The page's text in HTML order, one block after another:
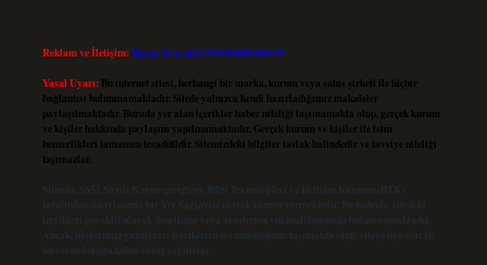
Reklam ve İletişim:Skype: live:.cid.575569c608265c69
Yasal Uyarı: Bu internet sitesi, herhangi bir marka, kurum veya şahıs şirketi ile hiçbir
bağlantısı bulunmamaktadır. Sitede yalnızca kendi hazırladığımız makaleler
paylaşılmaktadır. Burada yer alan içerikler haber niteliği taşımamakta olup, gerçek kurum
ve kişiler hakkında paylaşım yapılmamaktadır. Gerçek kurum ve kişiler ile isim
benzerlikleri tamamen tesadüfidir. Sitemizdeki bilgiler taslak halindedir ve tavsiye niteliği
taşımazlar.
Sitemiz, 5651 Sayılı Kanun gereğince Bilgi Teknolojileri ve İletişim Kurumu (BTK)
tarafından onaylanmış bir Yer Sağlayıcı olarak hizmet vermektedir. Bu nedenle, sitedeki
içerikleri proaktif olarak denetleme veya araştırma yükümlülüğümüz bulunmamaktadır.
Ancak, üyelerimiz yazdıkları içeriklerin sorumluluğunu taşımakta olup, siteye üye olarak
bu sorumluluğu kabul etmiş sayılırlar.